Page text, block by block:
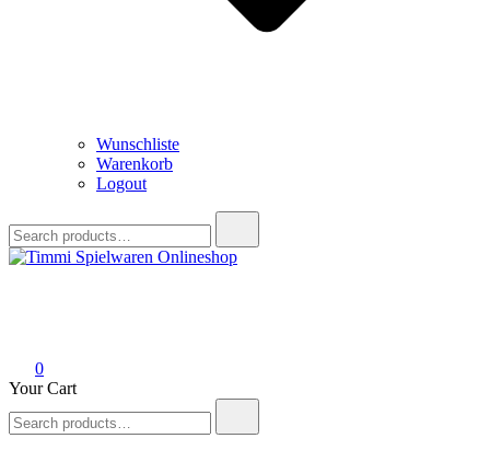
Wunschliste
Warenkorb
Logout
for:
0
Your Cart
for: